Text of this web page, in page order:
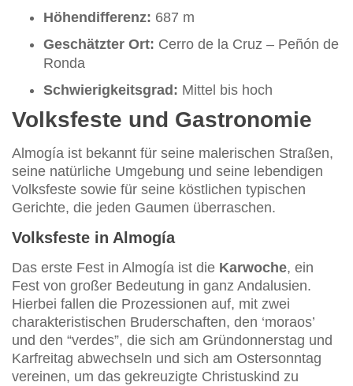
Höhendifferenz: 687 m
Geschätzter Ort: Cerro de la Cruz – Peñón de
Ronda
Schwierigkeitsgrad: Mittel bis hoch
Volksfeste und Gastronomie
Almogía ist bekannt für seine malerischen Straßen,
seine natürliche Umgebung und seine lebendigen
Volksfeste sowie für seine köstlichen typischen
Gerichte, die jeden Gaumen überraschen.
Volksfeste in Almogía
Das erste Fest in Almogía ist die Karwoche, ein
Fest von großer Bedeutung in ganz Andalusien.
Hierbei fallen die Prozessionen auf, mit zwei
charakteristischen Bruderschaften, den ‘moraos’
und den “verdes”, die sich am Gründonnerstag und
Karfreitag abwechseln und sich am Ostersonntag
vereinen, um das gekreuzigte Christuskind zu